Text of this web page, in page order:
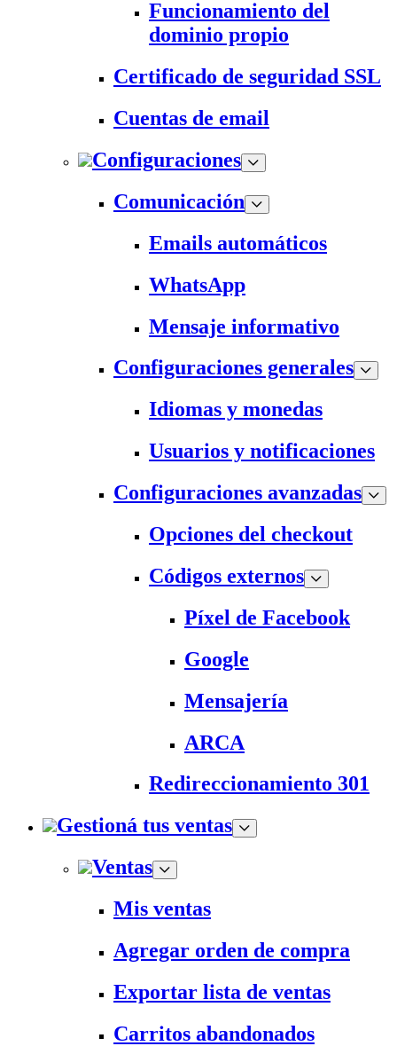
Funcionamiento del
dominio propio
Certificado de seguridad SSL
Cuentas de email
Configuraciones
Comunicación
Emails automáticos
WhatsApp
Mensaje informativo
Configuraciones generales
Idiomas y monedas
Usuarios y notificaciones
Configuraciones avanzadas
Opciones del checkout
Códigos externos
Píxel de Facebook
Google
Mensajería
ARCA
Redireccionamiento 301
Gestioná tus ventas
Ventas
Mis ventas
Agregar orden de compra
Exportar lista de ventas
Carritos abandonados